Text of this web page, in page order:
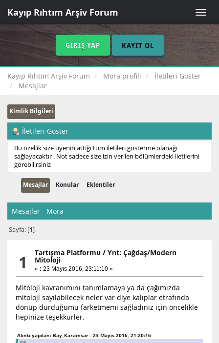
Toggle
Kayıp Rıhtım Arşiv Forum
GIRIŞ YAP KAYIT OL
Kayıp Rıhtım Arşiv Forum Mora profili
İletileri Göster
Mesajlar
Kimlik Bilgileri
İletileri Göster
Bu özellik size üyenin attığı tüm iletileri gösterme olanağı
sağlayacaktır . Not sadece size izin verilen bölümlerdeki iletilerini
görebilirsiniz
Mesajlar Konular Eklentiler
Mesajlar - Mora
Sayfa: [1]
1 Tartışma Platformu /Ynt: Çağdaş/Modern
Mitoloji
« : 23 Mayıs 2016, 23:11:10 »
Mitoloji kavranımını tanımlamaya ya da çağımızda
mitoloji sayılabilecek neler var diye kalıplar etrafında
dönüp durduğumu farketmemi sağladınız için öncelikle
hepinize teşekkürler.
Alıntı yapılan: Bay_Karamsar - 23 Mayıs 2016, 21:20:16